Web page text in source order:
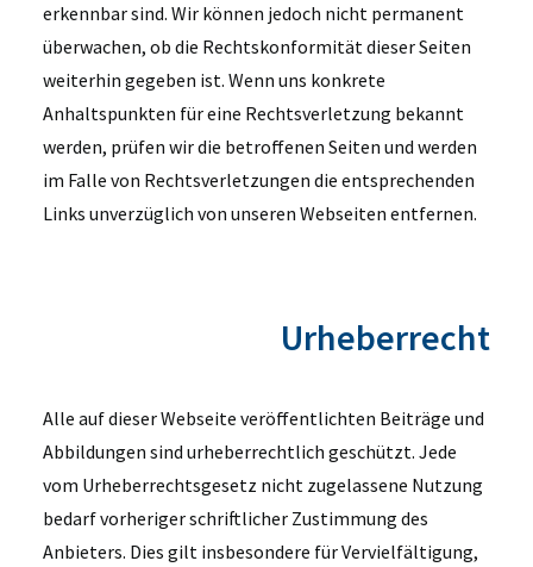
erkennbar sind. Wir können jedoch nicht permanent
überwachen, ob die Rechtskonformität dieser Seiten
weiterhin gegeben ist. Wenn uns konkrete
Anhaltspunkten für eine Rechtsverletzung bekannt
werden, prüfen wir die betroffenen Seiten und werden
im Falle von Rechtsverletzungen die entsprechenden
Links unverzüglich von unseren Webseiten entfernen.
Urheberrecht
Alle auf dieser Webseite veröffentlichten Beiträge und
Abbildungen sind urheberrechtlich geschützt. Jede
vom Urheberrechtsgesetz nicht zugelassene Nutzung
bedarf vorheriger schriftlicher Zustimmung des
Anbieters. Dies gilt insbesondere für Vervielfältigung,